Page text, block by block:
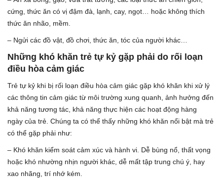
cứng, thức ăn có vị đậm đà, lạnh, cay, ngọt… hoặc không thích
thức ăn nhão, mềm.
– Ngửi các đồ vật, đồ chơi, thức ăn, tóc của người khác…
Những khó khăn trẻ tự kỷ gặp phải do rối loạn
điều hòa cảm giác
Trẻ tự kỷ khi bị rối loạn điều hòa cảm giác gặp khó khăn khi xử lý
các thông tin cảm giác từ môi trường xung quanh, ảnh hưởng đến
khả năng tương tác, khả năng thực hiện các hoạt động hàng
ngày của trẻ. Chúng ta có thể thấy những khó khăn nổi bật mà trẻ
có thể gặp phải như:
– Khó khăn kiểm soát cảm xúc và hành vi. Dễ bùng nổ, thất vọng
hoặc khó nhường nhịn người khác, dễ mất tập trung chú ý, hay
xao nhãng, trí nhớ kém.